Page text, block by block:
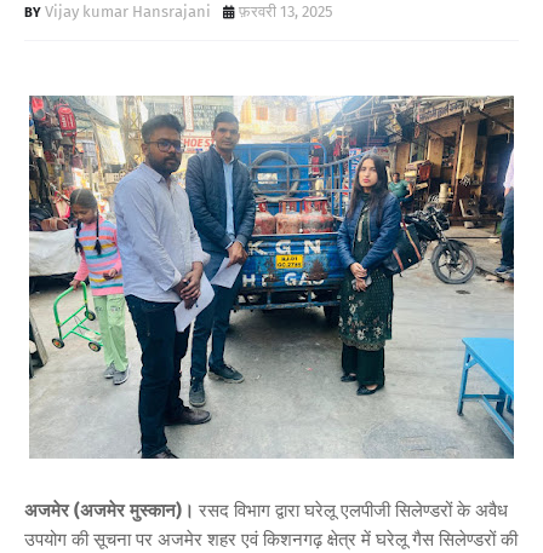
Vijay kumar Hansrajani फ़रवरी 13, 2025
अजमेर (अजमेर मुस्कान)। रसद विभाग द्वारा घरेलू एलपीजी सिलेण्डरों के अवैध
उपयोग की सूचना पर अजमेर शहर एवं किशनगढ़ क्षेत्र में घरेलू गैस सिलेण्डरों की